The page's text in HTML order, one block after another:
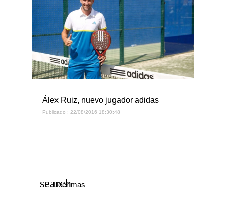
Álex Ruiz, nuevo jugador adidas
Publicado : 22/08/2016 18:30:48
search
Leer mas